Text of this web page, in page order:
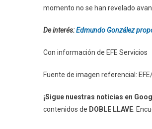
momento no se han revelado
De interés:Edmundo González
Con información de EFE Servicios
Fuente de imagen referencial:
¡Sigue nuestras noticias en
contenidos de DOBLE LLAVE .